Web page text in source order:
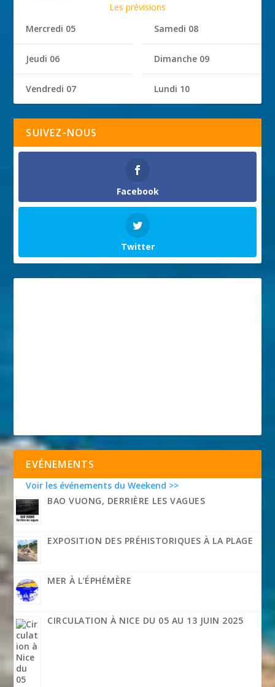
Les prévisions
Mercredi 05
Jeudi 06
Vendredi 07
Samedi 08
Dimanche 09
Lundi 10
SUIVEZ-NOUS
Facebook
Twitter
EVÉNEMENTS
Voir les événements du Weekend >>
BAO VUONG, DERRIÈRE LES VAGUES
EXPOSITION DES PRÉHISTORIQUES À LA PLAGE
MER À L’ÉPHÉMÈRE
CIRCULATION À NICE DU 05 AU 13 JUIN 2025